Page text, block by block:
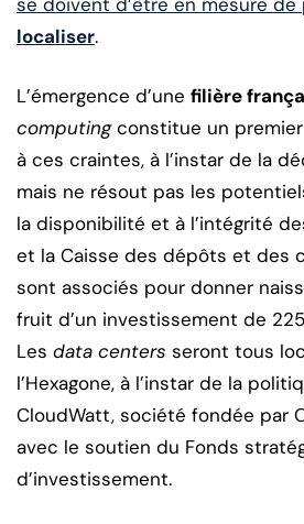
localiser.
L’émergence d’une filière
computingconstitue un
à ces craintes, à l’instar de la
mais ne résout pas les
la disponibilité et à l’intégrité
et la Caisse des dépôts et des
sont associés pour donner
fruit d’un investissement de
Les data centers seront tous
l’Hexagone, à l’instar de la
CloudWatt, société fondée par
avec le soutien du Fonds
d’investissement.